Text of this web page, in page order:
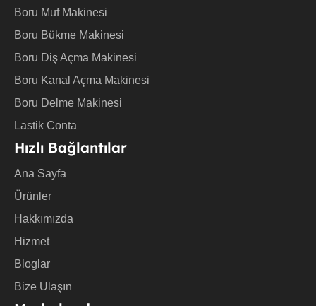
b
e
Boru Muf Makinesi
Boru Bükme Makinesi
Boru Diş Açma Makinesi
Boru Kanal Açma Makinesi
Boru Delme Makinesi
Lastik Conta
Hızlı Bağlantılar
Ana Sayfa
Ürünler
Hakkımızda
Hizmet
Bloglar
Bize Ulaşın